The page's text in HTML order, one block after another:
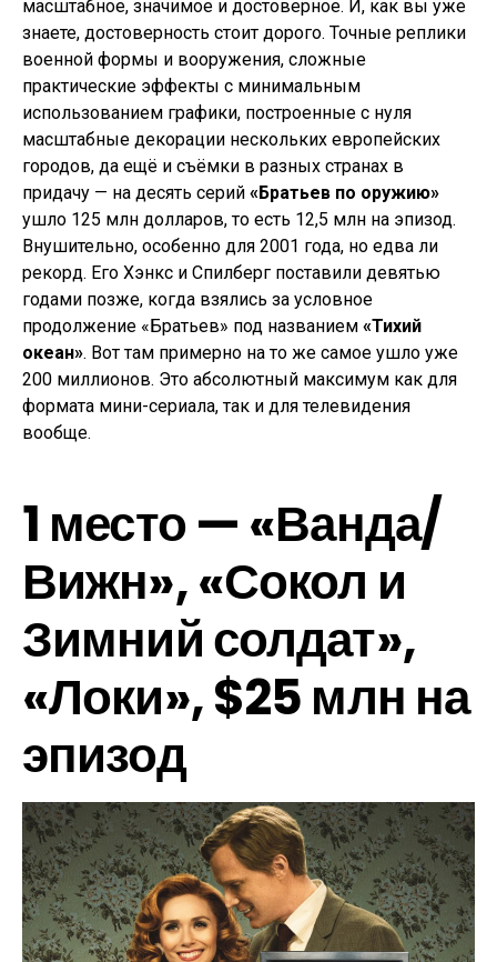
масштабное, значимое и достоверное. И, как вы уже
знаете, достоверность стоит дорого. Точные реплики
военной формы и вооружения, сложные
практические эффекты с минимальным
использованием графики, построенные с нуля
масштабные декорации нескольких европейских
городов, да ещё и съёмки в разных странах в
придачу — на десять серий «Братьев по оружию»
ушло 125 млн долларов, то есть 12,5 млн на эпизод.
Внушительно, особенно для 2001 года, но едва ли
рекорд. Его Хэнкс и Спилберг поставили девятью
годами позже, когда взялись за условное
продолжение «Братьев» под названием «Тихий
океан». Вот там примерно на то же самое ушло уже
200 миллионов. Это абсолютный максимум как для
формата мини-сериала, так и для телевидения
вообще.
1 место — «Ванда/
Вижн», «Сокол и
Зимний солдат»,
«Локи», $25 млн на
эпизод